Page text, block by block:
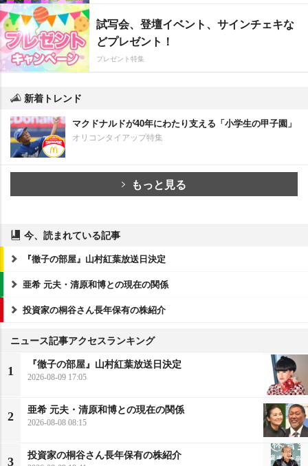
試写会、登壇イベント、サインチェキな
どプレゼント！
プレゼント特集
新着トレンド
マクドナルドが40年にわたり支える「小学生の甲子園」
オリコンタイアップ特集
もっと見る
今、読まれている記事
『徹子の部屋』山村紅葉放送日決定
亜希 元夫・清原和博との現在の関係
投資家の桐谷さん長年保有の株紹介
ニュース記事アクセスランキング
1
『徹子の部屋』山村紅葉放送日決定
2026-08-09 17:05
2
亜希 元夫・清原和博との現在の関係
2026-08-08 08:15
3
投資家の桐谷さん長年保有の株紹介